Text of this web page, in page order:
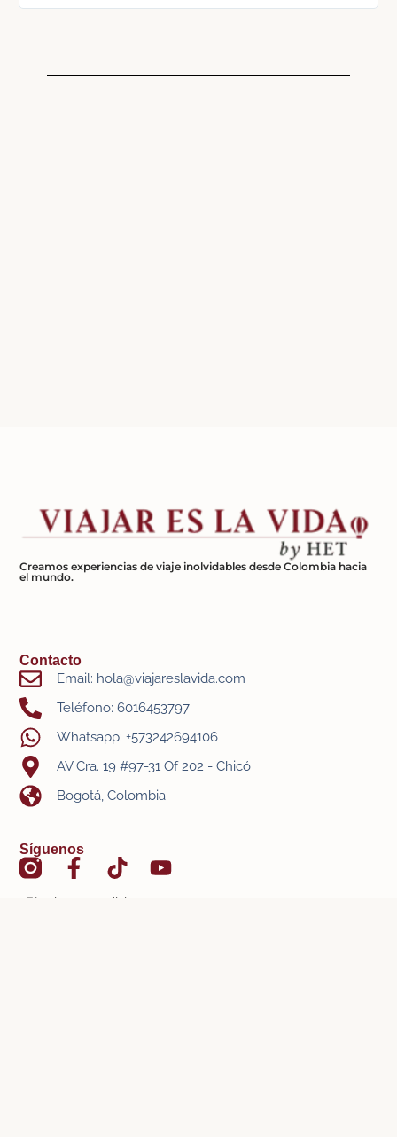
Creamos experiencias de viaje inolvidables desde Colombia hacia
el mundo.
Contacto
Email: hola@viajareslavida.com
Teléfono: 6016453797
Whatsapp: +573242694106
AV Cra. 19 #97-31 Of 202 - Chicó
Bogotá, Colombia
Síguenos
- Términos y condiciones